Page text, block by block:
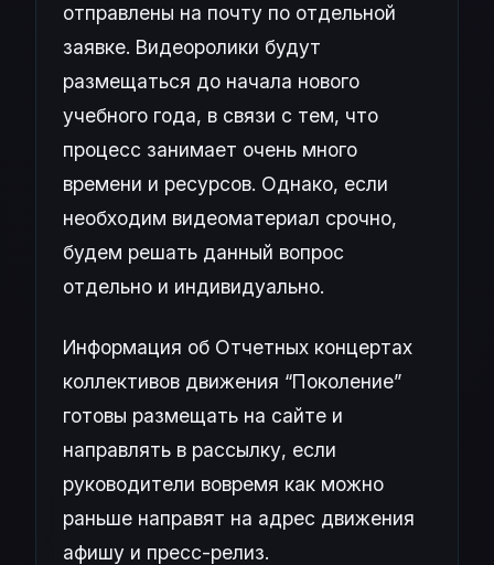
отправлены на почту по отдельной
заявке. Видеоролики будут
размещаться до начала нового
учебного года, в связи с тем, что
процесс занимает очень много
времени и ресурсов. Однако, если
необходим видеоматериал срочно,
будем решать данный вопрос
отдельно и индивидуально.
Информация об Отчетных концертах
коллективов движения “Поколение”
готовы размещать на сайте и
направлять в рассылку, если
руководители вовремя как можно
раньше направят на адрес движения
афишу и пресс-релиз.